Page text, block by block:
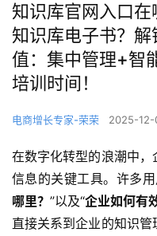
知识库官网入口
知识库电子书？
值：集中管理+智
培训时间！
电商增长专家-荣荣 2025-12-
在数字化转型的浪潮中，
信息的关键工具。许多
哪里？ ”以及“企业如何有
直接关系到企业的知识